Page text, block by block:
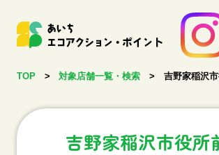
TOP > 対象店舗一覧・検索 > 吉野家稲沢
吉野家稲沢市役所